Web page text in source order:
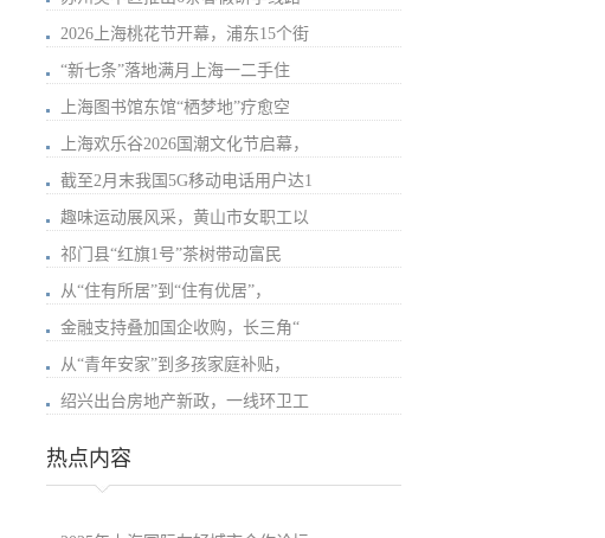
2026上海桃花节开幕，浦东15个街
“新七条”落地满月上海一二手住
上海图书馆东馆“栖梦地”疗愈空
上海欢乐谷2026国潮文化节启幕，
截至2月末我国5G移动电话用户达1
趣味运动展风采，黄山市女职工以
祁门县“红旗1号”茶树带动富民
从“住有所居”到“住有优居”，
金融支持叠加国企收购，长三角“
从“青年安家”到多孩家庭补贴，
绍兴出台房地产新政，一线环卫工
热点内容